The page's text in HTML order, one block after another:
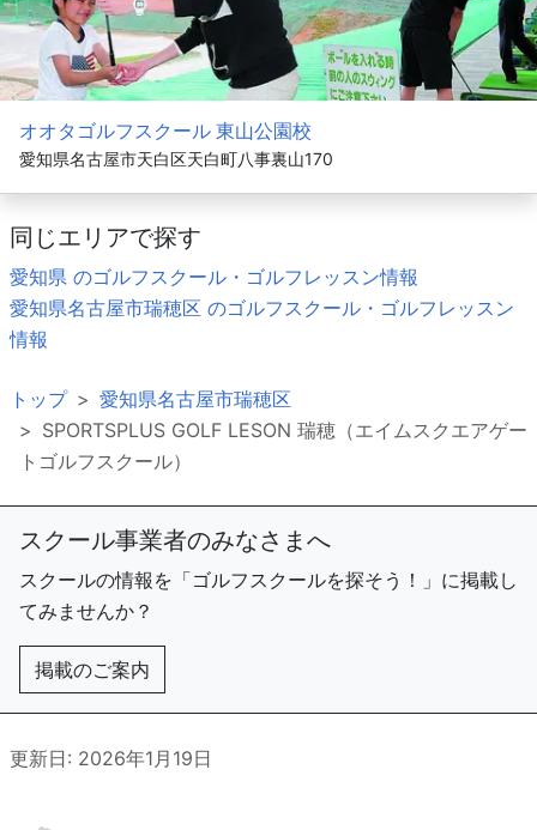
オオタゴルフスクール 東山公園校
愛知県名古屋市天白区天白町八事裏山170
同じエリアで探す
愛知県 のゴルフスクール・ゴルフレッスン情報
愛知県名古屋市瑞穂区 のゴルフスクール・ゴルフレッスン
情報
トップ
愛知県名古屋市瑞穂区
SPORTSPLUS GOLF LESON 瑞穂（エイムスクエアゲー
トゴルフスクール）
スクール事業者のみなさまへ
スクールの情報を「ゴルフスクールを探そう！」に掲載し
てみませんか？
掲載のご案内
更新日: 2026年1月19日